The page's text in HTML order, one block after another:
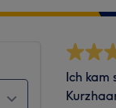
Ich kam